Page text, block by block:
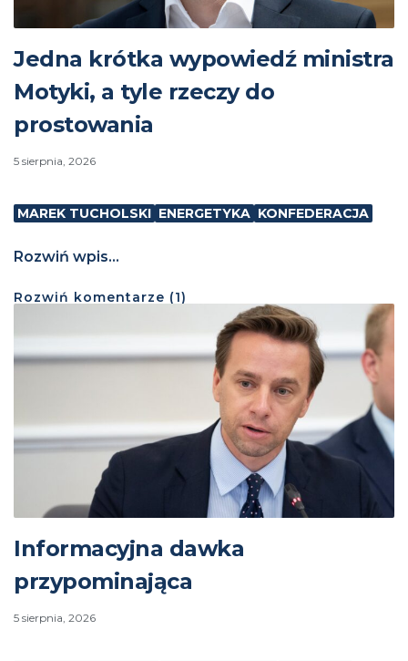
Jedna krótka wypowiedź ministra
Motyki, a tyle rzeczy do
prostowania
5 sierpnia, 2026
MAREK TUCHOLSKI ENERGETYKA KONFEDERACJA
Rozwiń wpis...
Rozwiń komentarze (1)
Informacyjna dawka
przypominająca
5 sierpnia, 2026